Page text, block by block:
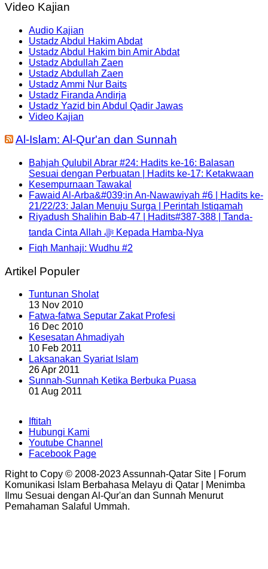
Video Kajian
Audio Kajian
Ustadz Abdul Hakim Abdat
Ustadz Abdul Hakim bin Amir Abdat
Ustadz Abdullah Zaen
Ustadz Abdullah Zaen
Ustadz Ammi Nur Baits
Ustadz Firanda Andirja
Ustadz Yazid bin Abdul Qadir Jawas
Video Kajian
Al-Islam: Al-Qur'an dan Sunnah
Bahjah Qulubil Abrar #24: Hadits ke-16: Balasan
Sesuai dengan Perbuatan | Hadits ke-17: Ketakwaan
Kesempurnaan Tawakal
Fawaid Al-Arba&#039;in An-Nawawiyah #6 | Hadits ke-
21/22/23: Jalan Menuju Surga | Perintah Istiqamah
Riyadush Shalihin Bab-47 | Hadits#387-388 | Tanda-
tanda Cinta Allah ﷻ Kepada Hamba-Nya
Fiqh Manhaji: Wudhu #2
Artikel Populer
Tuntunan Sholat
13 Nov 2010
Fatwa-fatwa Seputar Zakat Profesi
16 Dec 2010
Kesesatan Ahmadiyah
10 Feb 2011
Laksanakan Syariat Islam
26 Apr 2011
Sunnah-Sunnah Ketika Berbuka Puasa
01 Aug 2011
Iftitah
Hubungi Kami
Youtube Channel
Facebook Page
Right to Copy © 2008-2023 Assunnah-Qatar Site | Forum
Komunikasi Islam Berbahasa Melayu di Qatar | Menimba
Ilmu Sesuai dengan Al-Qur'an dan Sunnah Menurut
Pemahaman Salaful Ummah.